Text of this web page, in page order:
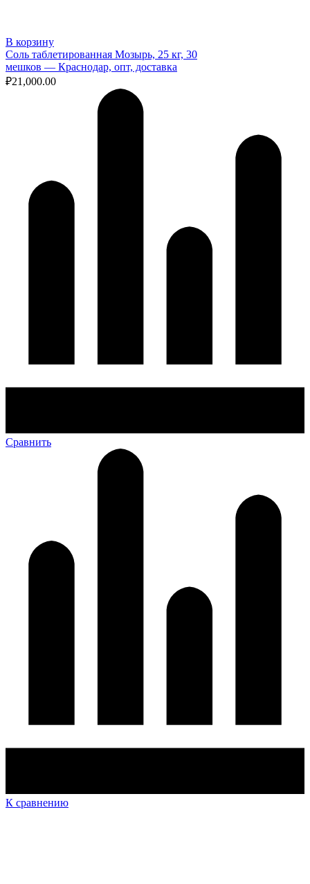
В корзину
Соль таблетированная Мозырь, 25 кг, 30
мешков — Краснодар, опт, доставка
₽21,000.00
Сравнить
К сравнению